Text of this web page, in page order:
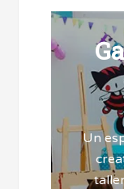
Un